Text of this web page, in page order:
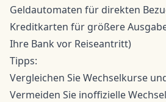
Geldautomaten für direkten
Kreditkarten für größere
Ihre Bank vor Reiseantritt)
Tipps:
Vergleichen Sie Wechselkurse
Vermeiden Sie inoffizielle